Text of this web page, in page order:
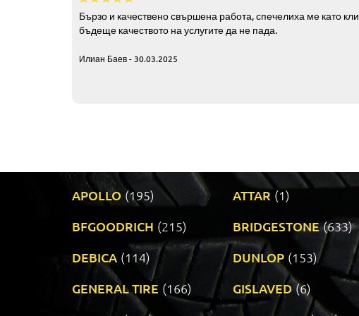
Бързо и качествено свършена работа, спечелиха ме като
бъдеще качеството на услугите да не пада.
Илиан Баев - 30.03.2025
APOLLO (195) ATTAR (1)
BFGOODRICH (215) BRIDGESTONE (633)
DEBICA (114) DUNLOP (153)
GENERAL TIRE (166) GISLAVED (6)